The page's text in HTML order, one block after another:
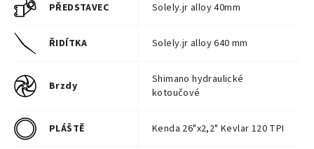
PŘEDSTAVEC Solely.jr alloy 40mm
ŘIDÍTKA Solely.jr alloy 640 mm
Brzdy
Shimano hydraulické
kotoučové
PLÁŠTĚ Kenda 26"x2,2" Kevlar 120 TPI